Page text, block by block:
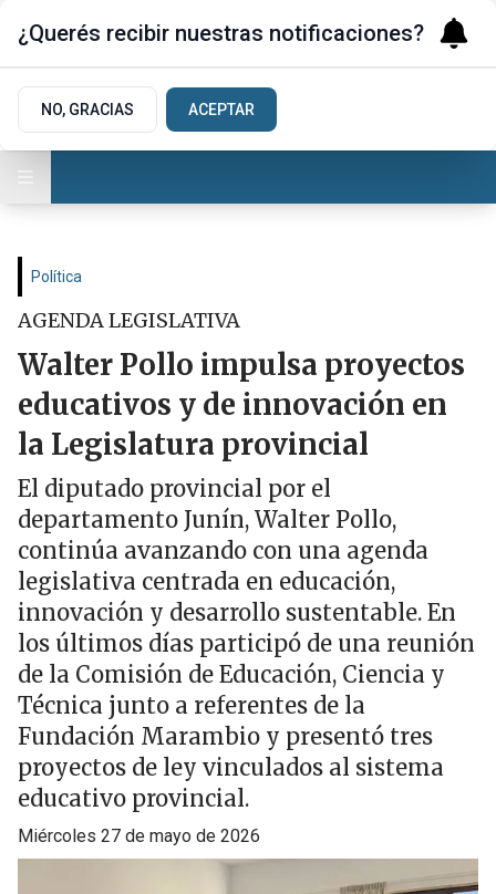
Política
AGENDA LEGISLATIVA
Walter Pollo impulsa proyectos
educativos y de innovación en
la Legislatura provincial
El diputado provincial por el
departamento Junín, Walter Pollo,
continúa avanzando con una agenda
legislativa centrada en educación,
innovación y desarrollo sustentable. En
los últimos días participó de una reunión
de la Comisión de Educación, Ciencia y
Técnica junto a referentes de la
Fundación Marambio y presentó tres
proyectos de ley vinculados al sistema
educativo provincial.
miércoles 27 de mayo de 2026
¿Querés recibir nuestras notificaciones?
NO, GRACIAS ACEPTAR